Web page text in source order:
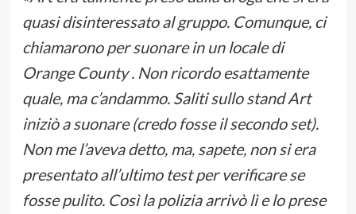
quasi disinteressato al gruppo. Comunque, ci
chiamarono per suonare in un locale di
Orange County . Non ricordo esattamente
quale, ma c’andammo. Saliti sullo stand Art
iniziò a suonare (credo fosse il secondo set).
Non me l’aveva detto, ma, sapete, non si era
presentato all’ultimo test per verificare se
fosse pulito. Così la polizia arrivò lì e lo prese